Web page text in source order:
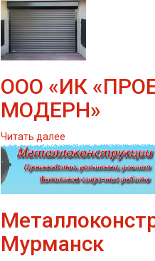
ООО «ИК
МОДЕРН»
Читать далее
Мурманск